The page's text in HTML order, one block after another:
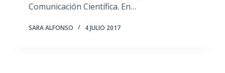
Comunicación Científica. En…
SARA ALFONSO 4 JULIO 2017